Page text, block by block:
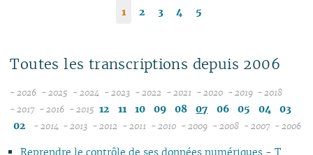
1 2 3 4 5
Toutes les transcriptions depuis 2006
- 2026 - 2025 - 2024
12
- 2023
12
- 2022
12
- 2021
12
- 2020
12
11
- 2019
12
- 2018
12
- 2017 - 2016 - 2015 12 11 10 09 08 07 06 05 04
03
02
- 2014 - 2013 - 2012 - 2011 - 2010 - 2009 - 2008 - 2007 - 2006
Reprendre le contrôle de ses données numériques - T.